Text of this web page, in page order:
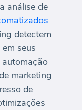
análise de
detectem
seus
marketing
de